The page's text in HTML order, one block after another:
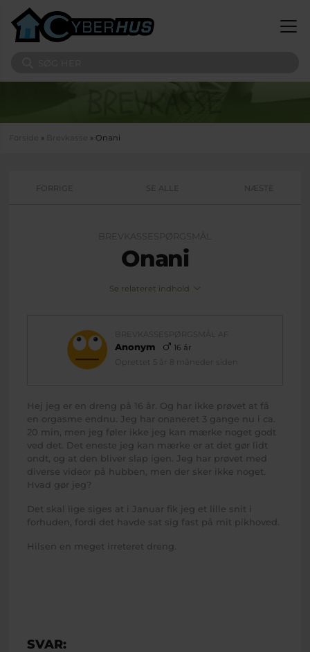
Du er her
» Brevkasse » Onani
FORRIGE SE ALLE NÆSTE
BREVKASSESPØRGSMÅL
Onani
Se relateret indhold
BREVKASSESPØRGSMÅL AF
Anonym
16 år
Oprettet 5 år 8 måneder siden
Hej jeg er en dreng på 16 år. Og har ikke prøvet at få
en orgasme endnu. Jeg har onaneret 3 gange nu i ca.
20 min, men jeg føler ikke jeg kan mærke noget godt
ved det. Det eneste jeg kan mærke er at det gør lidt
ondt, og at den bliver slap igen. Jeg har prøvet med
diverse videor på hubben, men der sker ikke noget.
Hvad gør jeg?
Det skal lige siges at i Januar fik jeg et lille snit i
forhuden, fordi det havde sat sig fast på mit pikhoved.
Hilsen en meget irreteret dreng.
SVAR: